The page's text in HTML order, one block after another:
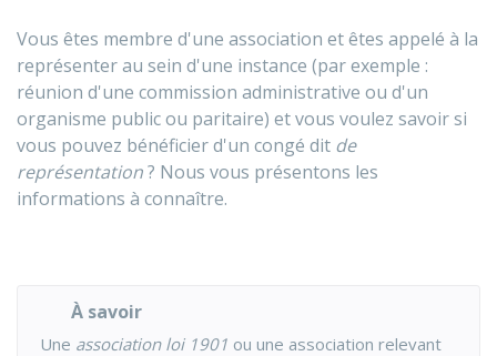
Vous êtes membre d'une association et êtes appelé à la
représenter au sein d'une instance (par exemple :
réunion d'une commission administrative ou d'un
organisme public ou paritaire) et vous voulez savoir si
vous pouvez bénéficier d'un congé dit de
représentation? Nous vous présentons les
informations à connaître.
À savoir
Une association loi 1901 ou une association relevant